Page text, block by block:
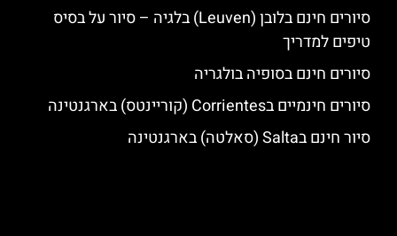
סיורים חינם בלובן (Leuven) בלגיה – סיור על בסיס
טיפים למדריך
סיורים חינם בסופיה בולגריה
סיורים חינמיים בCorrientes (קוריינטס) בארגנטינה
סיור חינם בSalta (סאלטה) בארגנטינה